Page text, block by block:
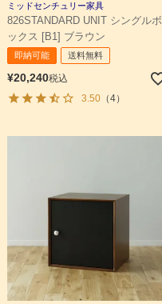
ミッドセンチュリー家具
826STANDARD UNIT シングルボ
ックス [B1] ブラウン
即納可能 送料無料
¥20,240税込
3.50（4）